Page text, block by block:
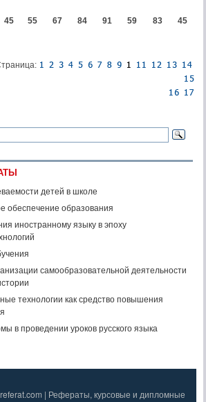
45 55 67 84 91 59 83 45
детей в школе
обеспечение образования
иностранному языку в эпоху
самообразовательной деятельности
технологии как средство повышения
в проведении уроков русского языка
| Рефераты, курсовые и дипломные